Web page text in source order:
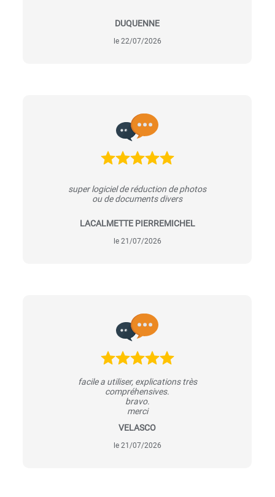
DUQUENNE
le 22/07/2026
super logiciel de réduction de photos
ou de documents divers
LACALMETTE PIERREMICHEL
le 21/07/2026
facile a utiliser, explications très
compréhensives.
bravo.
merci
VELASCO
le 21/07/2026